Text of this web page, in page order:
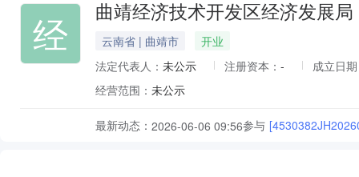
经 曲靖经济技术开发区经济发展局
云南省 | 曲靖市
开业
法定代表人： 未公示 注册资本： -
成立日
经营范围： 未公示
最新动态： 2026-06-06 09:56参与